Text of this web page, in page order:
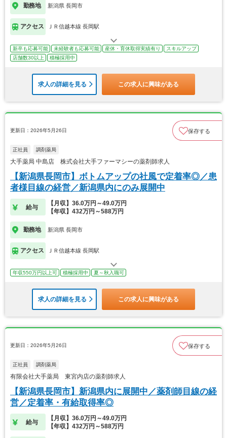
勤務地 新潟県 長岡市
アクセス ＪＲ信越本線 長岡駅
新卒も応募可能 未経験者も応募可能 産休・育休取得実績有り
スキルアップ
店舗数30以上
積極採用中
求人の詳細を見る この求人に興味がある
更新日：2026年5月26日 保存する
正社員 調剤薬局
大手薬局 中島店 株式会社大手ファーマシーの薬剤師求人
【新潟県長岡市】ボトムアップの社風で定着率◎／患
者様目線の経営／新潟県内にのみ展開中
給与
【月収】36.0万円～49.0万円
【年収】432万円～588万円
勤務地 新潟県 長岡市
アクセス ＪＲ信越本線 長岡駅
年収550万円以上可 積極採用中 夏～秋入職可
求人の詳細を見る この求人に興味がある
更新日：2026年5月26日 保存する
正社員 調剤薬局
有限会社大手薬局 東宮内店の薬剤師求人
【新潟県長岡市】新潟県内に展開中／薬剤師目線の経
営／定着率・有給取得率◎
給与
【月収】36.0万円～49.0万円
【年収】432万円～588万円